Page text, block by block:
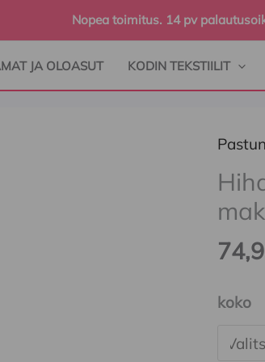
Nopea toimitus. 14 pv
JA OLOASUT KODIN TEKSTIILIT
koko
beige
määrä